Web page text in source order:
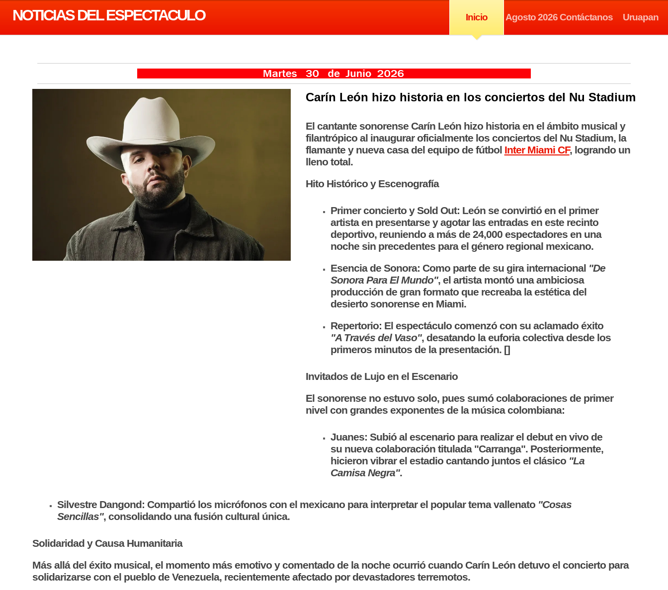
NOTICIAS DEL ESPECTACULO Inicio Agosto 2026 Contáctanos Uruapan
Carín León hizo historia en los conciertos del Nu Stadium
El cantante sonorense Carín León hizo historia en el ámbito musical y
filantrópico al inaugurar oficialmente los conciertos del Nu Stadium, la
flamante y nueva casa del equipo de fútbol Inter Miami CF, logrando un
lleno total.
Hito Histórico y Escenografía
Primer concierto y Sold Out: León se convirtió en el primer
artista en presentarse y agotar las entradas en este recinto
deportivo, reuniendo a más de 24,000 espectadores en una
noche sin precedentes para el género regional mexicano.
Esencia de Sonora: Como parte de su gira internacional "De
Sonora Para El Mundo", el artista montó una ambiciosa
producción de gran formato que recreaba la estética del
desierto sonorense en Miami.
Repertorio: El espectáculo comenzó con su aclamado éxito
"A Través del Vaso", desatando la euforia colectiva desde los
primeros minutos de la presentación. []
Invitados de Lujo en el Escenario
El sonorense no estuvo solo, pues sumó colaboraciones de primer
nivel con grandes exponentes de la música colombiana:
Juanes: Subió al escenario para realizar el debut en vivo de
su nueva colaboración titulada "Carranga". Posteriormente,
hicieron vibrar el estadio cantando juntos el clásico "La
Camisa Negra".
Silvestre Dangond: Compartió los micrófonos con el mexicano para interpretar el popular tema vallenato "Cosas
Sencillas", consolidando una fusión cultural única.
Solidaridad y Causa Humanitaria
Más allá del éxito musical, el momento más emotivo y comentado de la noche ocurrió cuando Carín León detuvo el concierto para
solidarizarse con el pueblo de Venezuela, recientemente afectado por devastadores terremotos.